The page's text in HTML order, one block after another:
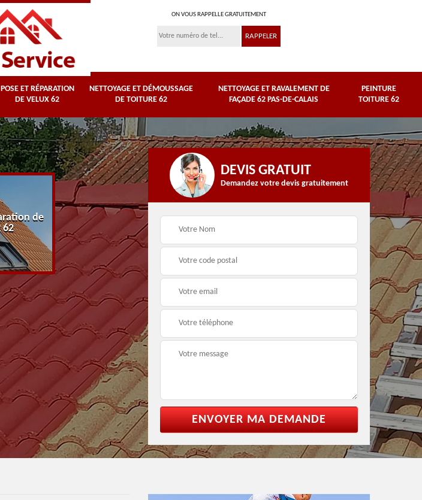
ON VOUS RAPPELLE GRATUITEMENT
POSE ET RÉPARATION
DE VELUX 62
NETTOYAGE ET DÉMOUSSAGE
DE TOITURE 62
NETTOYAGE ET RAVALEMENT DE
FAÇADE 62 PAS-DE-CALAIS
PEINTURE
TOITURE 62
de
62
Nettoyage et
démoussage de
toiture 62
62 Pas-de-Calais
Peinture toiture 62
DEVIS GRATUIT
Demandez votre devis gratuitement